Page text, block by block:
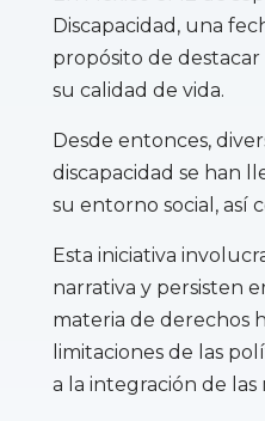
Discapacidad, una
propósito de
su calidad de vida.
Desde entonces,
discapacidad se han
su entorno social, así
Esta iniciativa
narrativa y persisten
materia de derechos
limitaciones de las
a la integración de las